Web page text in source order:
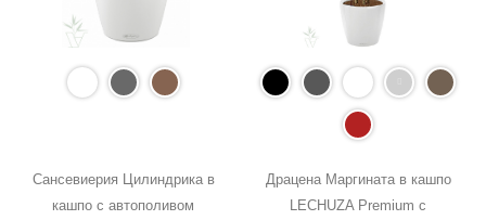
Сансевиерия Цилиндрика в
кашпо с автополивом
Драцена Маргината в кашпо
LECHUZA Premium с